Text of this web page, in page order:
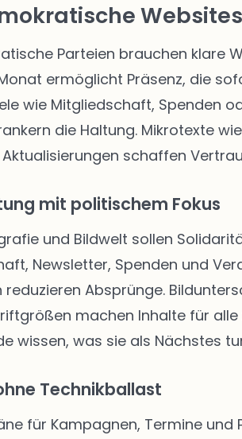
Websites
Parteien brauchen klare
Monat ermöglicht Präsenz, die
wie Mitgliedschaft, Spenden
die Haltung. Mikrotexte
schaffen
mit politischem Fokus
und Bildwelt sollen
Newsletter, Spenden und
reduzieren Absprünge.
machen Inhalte für
wissen, was sie als Nächstes
Technikballast
für Kampagnen, Termine